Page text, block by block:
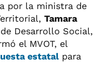
por la ministra de
Tamara
Desarrollo Social,
el MVOT, el
estatal para